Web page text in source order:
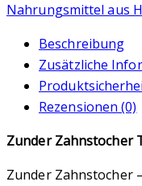
Nahrungsmittel aus
Beschreibung
Zusätzliche
Rezensionen (0)
Zunder Zahnstocher
‌Zunder Zahnstocher